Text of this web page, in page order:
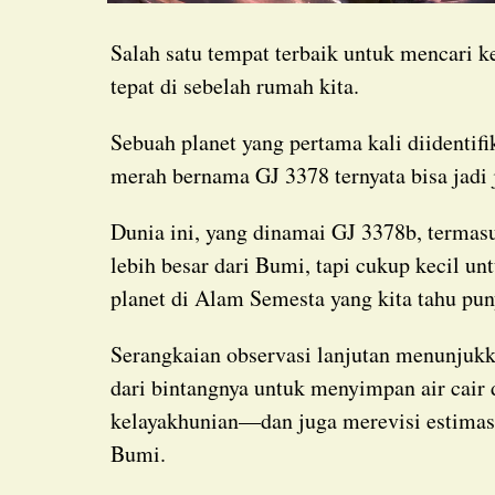
Salah satu tempat terbaik untuk mencari
tepat di sebelah rumah kita.
Sebuah planet yang pertama kali
merah bernama GJ 3378 ternyata bisa
Dunia ini, yang dinamai GJ 3378b,
lebih besar dari Bumi, tapi cukup kecil
planet di Alam Semesta yang kita tahu
Serangkaian observasi lanjutan menunjukkan bahwa GJ 3378b tetap berada di jarak yang pas
dari bintangnya untuk menyimpan air
kelayakhunian—dan juga merevisi
Bumi.